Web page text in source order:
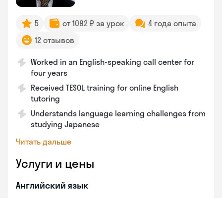
5 от 1092 ₽ за урок
4 года опыта
12 отзывов
Worked in an English-speaking call center for
four years
Received TESOL training for online English
tutoring
Understands language learning challenges from
studying Japanese
Читать дальше
Услуги и цены
Английский язык